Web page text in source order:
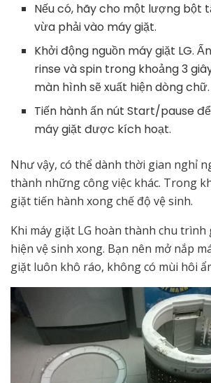
Nếu có, hãy cho một lượng bột
vừa phải vào máy giặt.
Khởi động nguồn máy giặt LG.
rinse và spin trong khoảng 3
màn hình sẽ xuất hiện dòng chữ.
Tiến hành ấn nút Start/pause
máy giặt được kích hoạt.
Như vậy, có thể dành thời gian nghỉ
thành những công việc khác. Trong
giặt tiến hành xong chế độ vệ sinh.
Khi máy giặt LG hoàn thành chu trình
hiện vệ sinh xong. Bạn nên mở nắp
giặt luôn khô ráo, không có mùi hôi